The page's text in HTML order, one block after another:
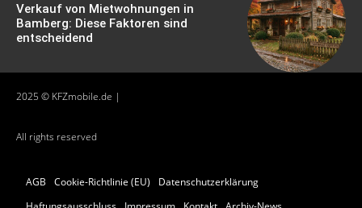
Verkauf von Mietwohnungen in
Bamberg: Diese Faktoren sind
entscheidend
2025 © KFZmobile.de |
All rights reserved
AGB Cookie-Richtlinie (EU)
Datenschutzerklärung